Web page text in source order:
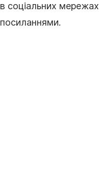
в соціальних мережах
посиланнями.